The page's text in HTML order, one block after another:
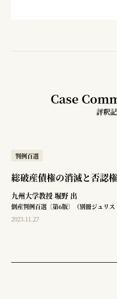
Case
評釈
判例百選
総破産債権の消滅と否認
九州大学教授 堀野 出
倒産判例百選〔第6版〕（別冊ジュリ
2023.11.27